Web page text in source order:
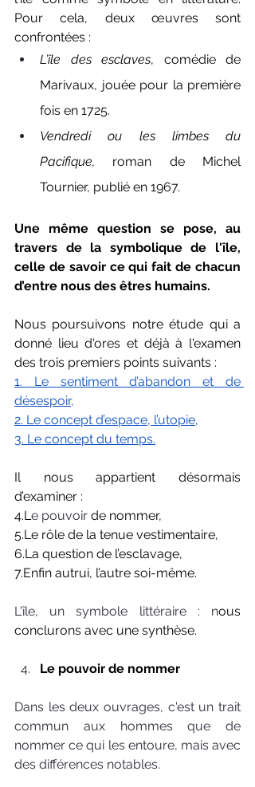
Pour cela,
deux œuvres sont
confrontées :
L’île des esclaves, comédie de
Marivaux, jouée pour la première
fois en 1725.
Vendredi ou les limbes du
Pacifique, roman de Michel
Tournier, publié en 1967.
Une même question se pose, au
travers de la symbolique de l'île,
celle de savoir ce qui fait de chacun
d’entre nous des êtres humains.
Nous poursuivons notre étude qui a
donné lieu d'ores et déjà à l'examen
des trois premiers points suivants :
1. Le sentiment d’abandon et de
désespoir,
2. Le concept d’espace, l’utopie,
3. Le concept du temps.
Il nous appartient désormais
d’examiner :
4.Le pouvoir de nommer,
5.Le rôle de la tenue vestimentaire,
6.La question de l’esclavage,
7.Enfin autrui, l’autre soi-même.
L'île, un symbole littéraire : nous
conclurons avec une synthèse.
Le pouvoir de nommer
Dans les deux ouvrages, c'est un trait
commun aux hommes que de
nommer ce qui les entoure, mais avec
des différences notables.